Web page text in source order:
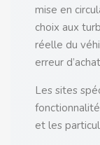
mise en
choix aux
réelle du
erreur
Les sites
et les